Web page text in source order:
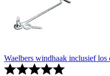
Waelbers windhaak inclusief